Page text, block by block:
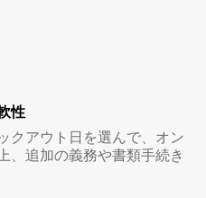
性
クアウト日を選んで、オン
、追加の義務や書類手続き